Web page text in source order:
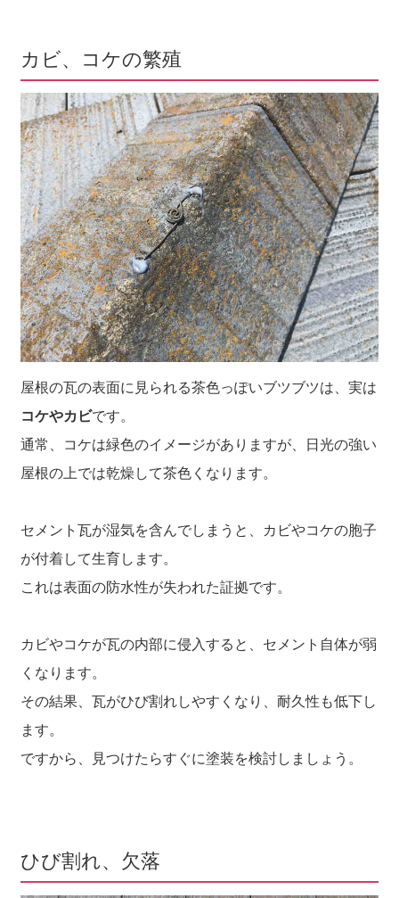
カビ、コケの繁殖
屋根の瓦の表面に見られる茶色っぽいブツブツは、実は
コケやカビです。
通常、コケは緑色のイメージがありますが、日光の強い
屋根の上では乾燥して茶色くなります。
セメント瓦が湿気を含んでしまうと、カビやコケの胞子
が付着して生育します。
これは表面の防水性が失われた証拠です。
カビやコケが瓦の内部に侵入すると、セメント自体が弱
くなります。
その結果、瓦がひび割れしやすくなり、耐久性も低下し
ます。
ですから、見つけたらすぐに塗装を検討しましょう。
ひび割れ、欠落